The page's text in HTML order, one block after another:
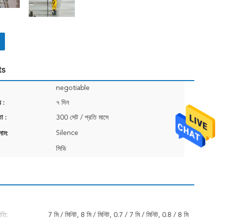
negotiable
: ৭ দিন
: 300 সেট / প্রতি মাসে
Silence
সিডি
7 মি / মিনিট, 8 মি / মিনিট, 0.7 / 7 মি / মিনিট, 0.8 / 8 মি